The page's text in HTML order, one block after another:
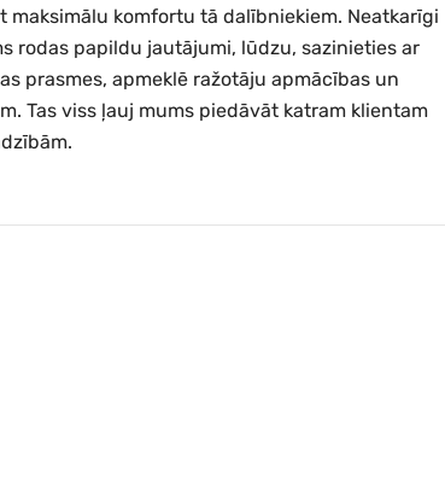
komfortu tā dalībniekiem. Neatkarīgi
rodas papildu jautājumi, lūdzu, sazinieties ar
prasmes, apmeklē ražotāju apmācības un
Tas viss ļauj mums piedāvāt katram klientam